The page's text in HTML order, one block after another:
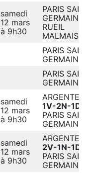
samedi
12 mars
à 9h30
PARIS SAINT-
GERMAIN
RUEIL
MALMAISON
PARIS SAINT-
GERMAIN –
PARIS SAINT-
GERMAIN –
samedi
12 mars
à 9h30
ARGENTEUIL
1V-2N-1D
PARIS SAINT-
GERMAIN
samedi
12 mars
à 9h30
ARGENTEUIL
2V-1N-1D
PARIS SAINT-
GERMAIN